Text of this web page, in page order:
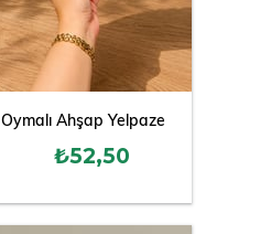
Oymalı Ahşap Yelpaze
₺52,50